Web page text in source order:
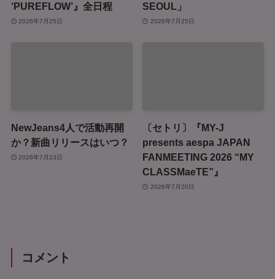
‘PUREFLOW’』全日程
2026年7月25日
SEOUL」
2026年7月25日
NewJeans4人で活動再開
か？新曲リリースはいつ？
2026年7月23日
〔セトリ〕『MY-J
presents aespa JAPAN
FANMEETING 2026 “MY
CLASSMaeTE”』
2026年7月20日
コメント